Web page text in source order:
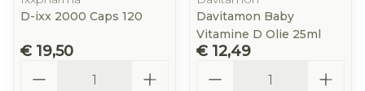
D-ixx 2000 Caps 120
€ 19,50
Davitamon Baby
Vitamine D Olie 25ml
€ 12,49